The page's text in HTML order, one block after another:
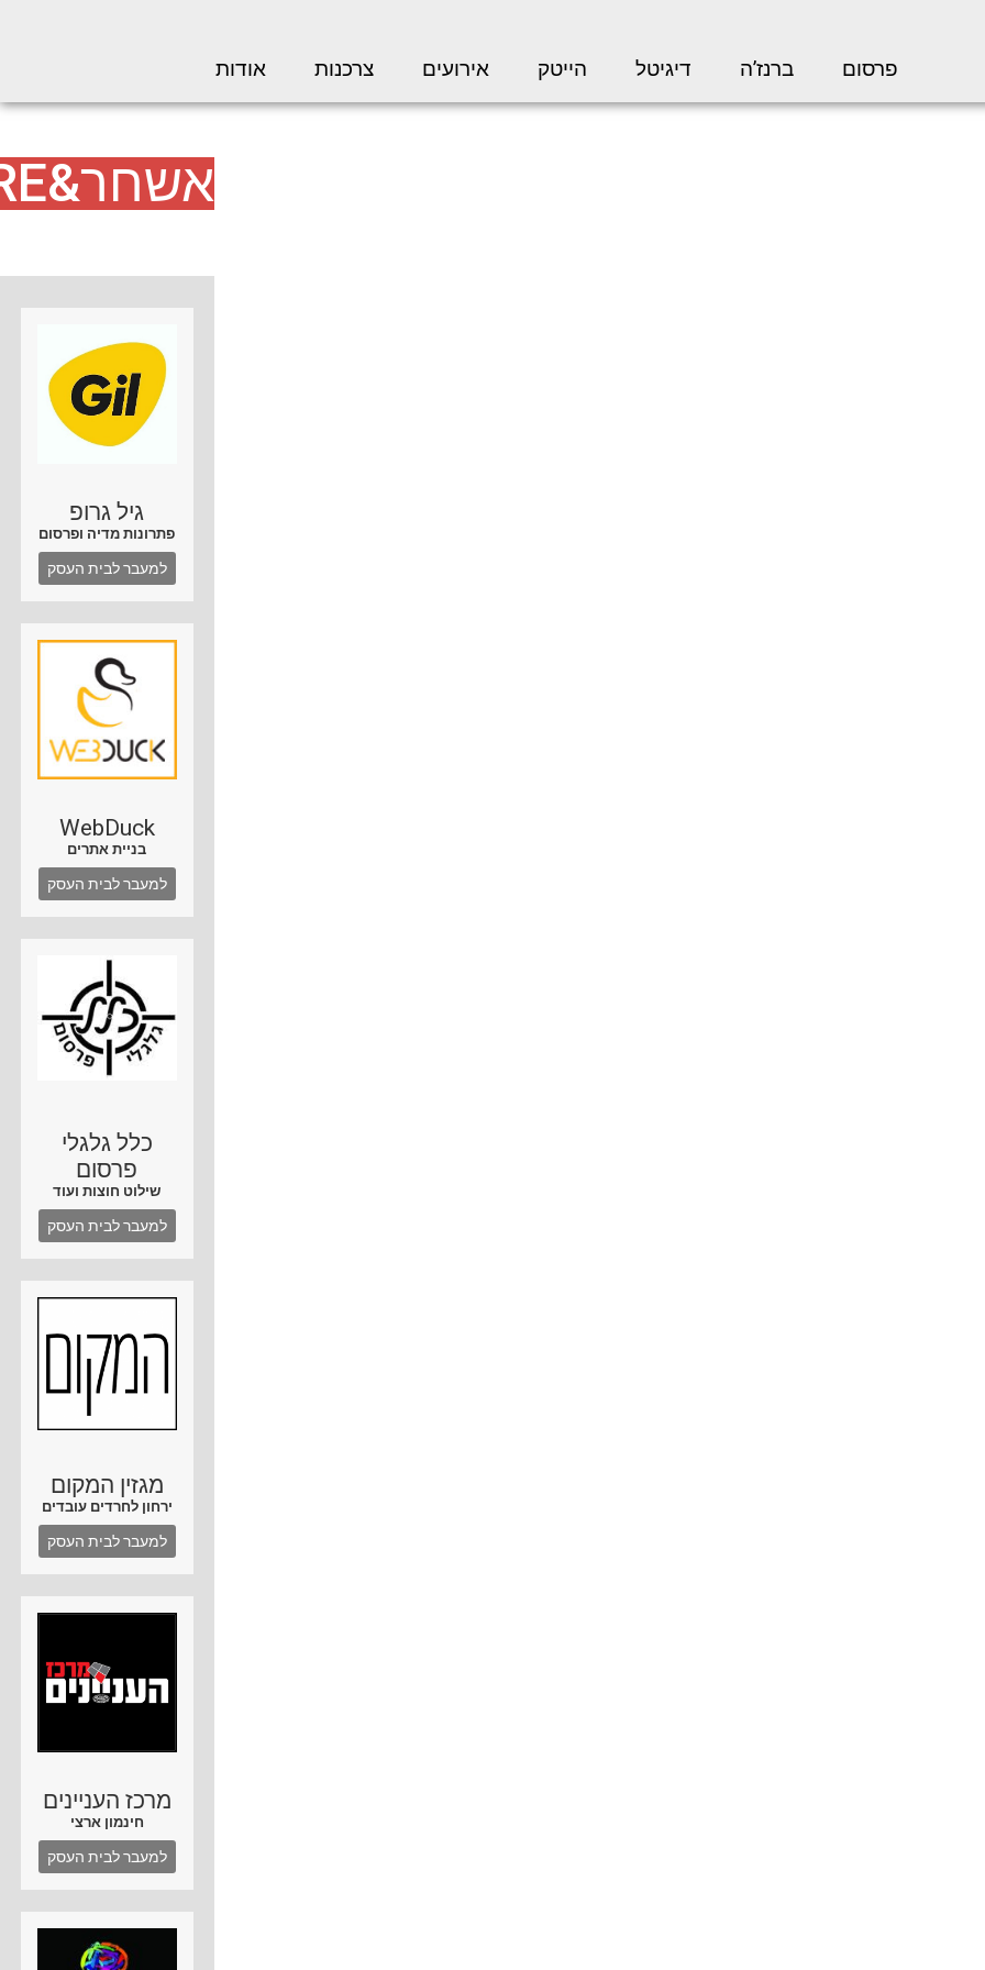
פרסום ברנז’ה דיגיטל הייטק אירועים צרכנות אודות
אשחר&MORE
גיל גרופ
פתרונות מדיה ופרסום
למעבר לבית העסק
WebDuck
בניית אתרים
למעבר לבית העסק
כלל גלגלי
פרסום
שילוט חוצות ועוד
למעבר לבית העסק
מגזין המקום
ירחון לחרדים עובדים
למעבר לבית העסק
מרכז העניינים
חינמון ארצי
למעבר לבית העסק